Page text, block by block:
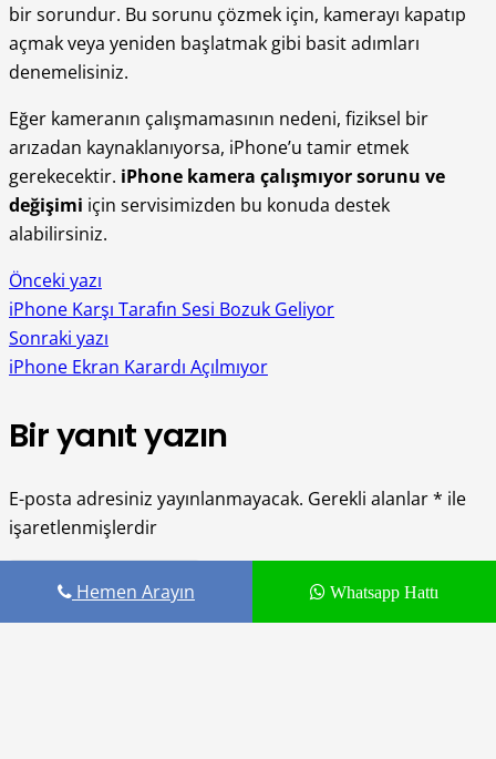
bir sorundur. Bu sorunu çözmek için, kamerayı kapatıp
açmak veya yeniden başlatmak gibi basit adımları
denemelisiniz.
Eğer kameranın çalışmamasının nedeni, fiziksel bir
arızadan kaynaklanıyorsa, iPhone’u tamir etmek
gerekecektir. iPhone kamera çalışmıyor sorunu ve
değişimi için servisimizden bu konuda destek
alabilirsiniz.
Önceki yazı
iPhone Karşı Tarafın Sesi Bozuk Geliyor
Sonraki yazı
iPhone Ekran Karardı Açılmıyor
Bir yanıt yazın
E-posta adresiniz yayınlanmayacak. Gerekli alanlar* ile
işaretlenmişlerdir
Fill out this field
Hemen Arayın Whatsapp Hattı